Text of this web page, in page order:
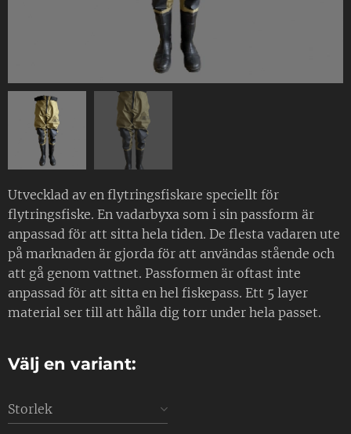
Utvecklad av en flytringsfiskare speciellt för
flytringsfiske. En vadarbyxa som i sin passform är
anpassad för att sitta hela tiden. De flesta vadaren ute
på marknaden är gjorda för att användas stående och
att gå genom vattnet. Passformen är oftast inte
anpassad för att sitta en hel fiskepass. Ett 5 layer
material ser till att hålla dig torr under hela passet.
Välj en variant:
Storlek